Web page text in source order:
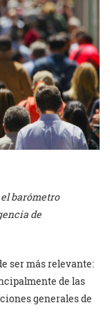
barómetro
de
ser más relevante:
de las
generales de